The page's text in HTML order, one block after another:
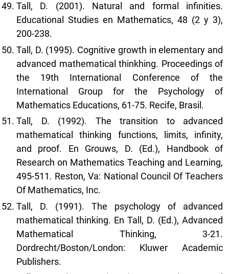
Tall, D. (2001). Natural and formal infinities.
Educational Studies en Mathematics, 48 (2 y 3),
200-238.
Tall, D. (1995). Cognitive growth in elementary and
advanced mathematical thinkhing. Proceedings of
the 19th International Conference of the
International Group for the Psychology of
Mathematics Educations, 61-75. Recife, Brasil.
Tall, D. (1992). The transition to advanced
mathematical thinking functions, limits, infinity,
and proof. En Grouws, D. (Ed.), Handbook of
Research on Mathematics Teaching and Learning,
495-511. Reston, Va: National Council Of Teachers
Of Mathematics, Inc.
Tall, D. (1991). The psychology of advanced
mathematical thinking. En Tall, D. (Ed.), Advanced
Mathematical Thinking, 3-21.
Dordrecht/Boston/London: Kluwer Academic
Publishers.